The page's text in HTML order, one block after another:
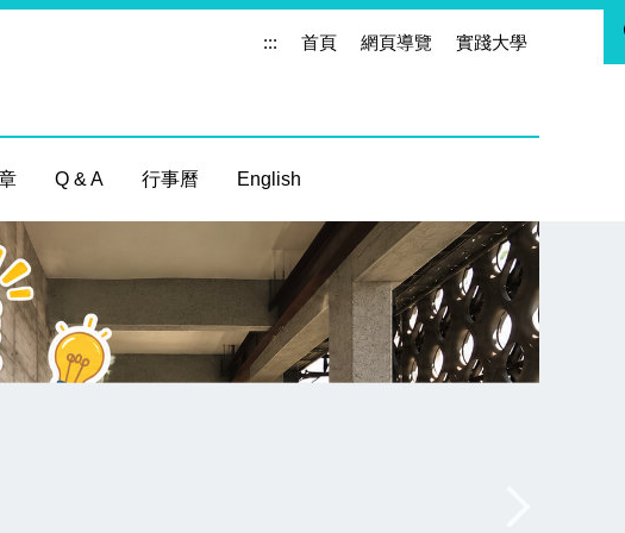
::: 首頁 網頁導覽 實踐大學
Q & A 行事曆 English